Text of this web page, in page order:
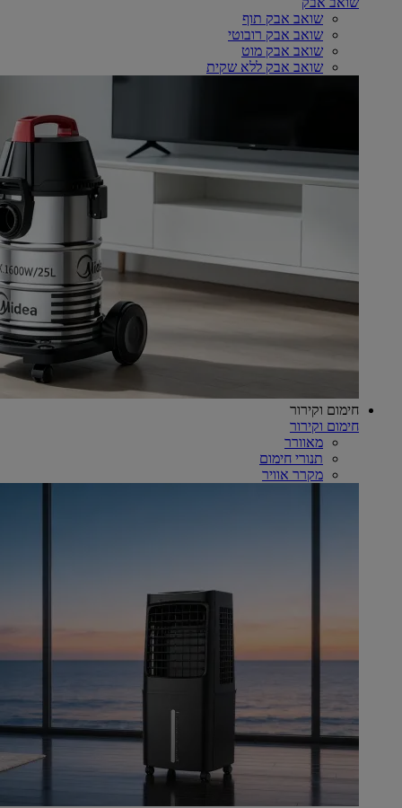
שואב אבק תוף
שואב אבק רובוטי
שואב אבק מוט
שואב אבק ללא שקית
חימום וקירור
חימום וקירור
מאוורר
תנורי חימום
מקרר אוויר